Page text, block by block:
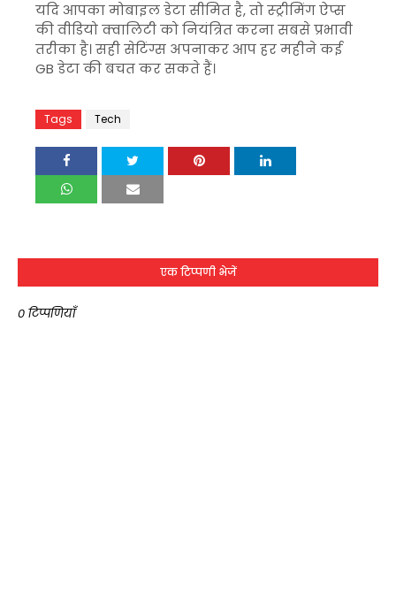
यदि आपका मोबाइल डेटा सीमित है, तो स्ट्रीमिंग ऐप्स
की वीडियो क्वालिटी को नियंत्रित करना सबसे प्रभावी
तरीका है। सही सेटिंग्स अपनाकर आप हर महीने कई
GB डेटा की बचत कर सकते हैं।
Tags Tech
एक टिप्पणी भेजें
0 टिप्पणियाँ